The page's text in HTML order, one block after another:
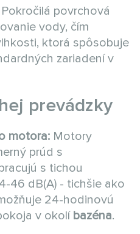
Pokročilá povrchová
vody, čím
ktorá spôsobuje
zariadení v
prevádzky
motora: Motory
prúd s
s tichou
46 dB(A) - tichšie ako
24-hodinovú
v okolí bazéna.